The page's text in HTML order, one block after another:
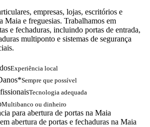
empresas, lojas, escritórios e
Maia e freguesias. Trabalhamos em
e fechaduras, incluindo portas de entrada,
multiponto e sistemas de segurança
Experiência local
Sempre que possível
Tecnologia adequada
Multibanco ou dinheiro